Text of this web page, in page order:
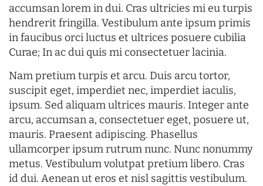
accumsan lorem in dui. Cras ultricies mi eu turpis
hendrerit fringilla. Vestibulum ante ipsum primis
in faucibus orci luctus et ultrices posuere cubilia
Curae; In ac dui quis mi consectetuer lacinia.
Nam pretium turpis et arcu. Duis arcu tortor,
suscipit eget, imperdiet nec, imperdiet iaculis,
ipsum. Sed aliquam ultrices mauris. Integer ante
arcu, accumsan a, consectetuer eget, posuere ut,
mauris. Praesent adipiscing. Phasellus
ullamcorper ipsum rutrum nunc. Nunc nonummy
metus. Vestibulum volutpat pretium libero. Cras
id dui. Aenean ut eros et nisl sagittis vestibulum.